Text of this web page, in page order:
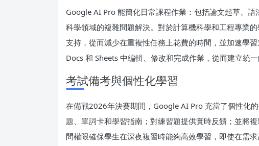
Google AI Pro 能簡化日常課程作業：包括論文起草、
科學領域的複雜問題解決。對於計算機科學和工程專業
支持，從而減少在重複性任務上花費的時間，並加速學
Docs 和 Sheets 中編輯、修改和完成作業，從而建立統一
考試備考與個性化學習
在備戰2026年決賽期間，Google AI Pro 充當了個性化
題、單詞卡和學習指南；對練習題提供實時反饋；並將
問權限確保學生在深夜複習時能夠高效學習，即使在需